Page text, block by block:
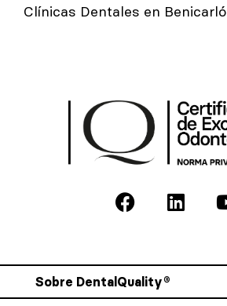
Clínicas Dentales en Benicarló
Sobre DentalQuality®